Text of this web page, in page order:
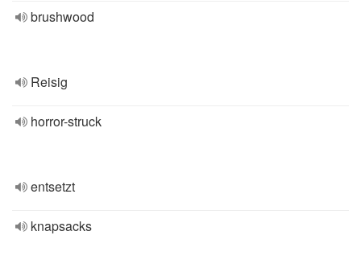
brushwood
Reisig
horror-struck
entsetzt
knapsacks